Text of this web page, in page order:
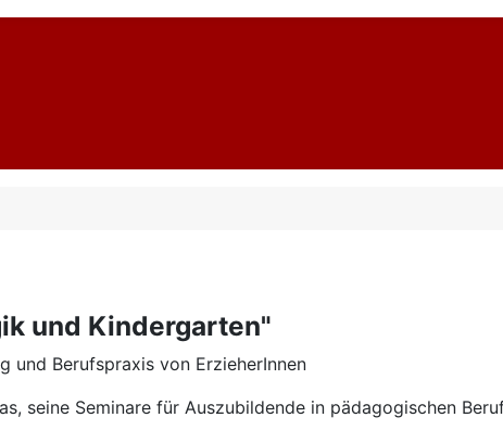
und Kindergarten"
und Berufspraxis von ErzieherInnen
seine Seminare für Auszubildende in pädagogischen